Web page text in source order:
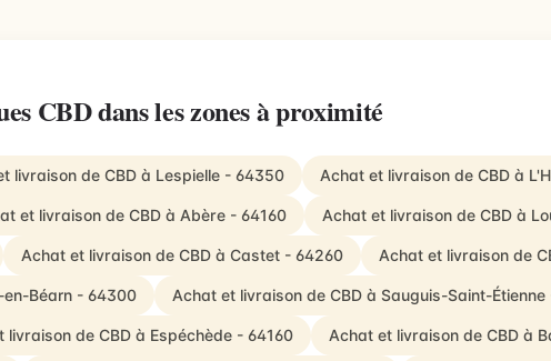
CBD dans les zones à proximité
livraison de CBD à Lespielle - 64350 Achat et livraison de CBD à
et livraison de CBD à Abère - 64160 Achat et livraison de CBD à
Achat et livraison de CBD à Castet - 64260 Achat et livraison de
Béarn - 64300 Achat et livraison de CBD à Sauguis-Saint-
livraison de CBD à Espéchède - 64160 Achat et livraison de CBD à